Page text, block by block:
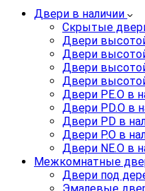
Двери в наличии
Скрытые
Двери
Двери
Двери
Двери
Двери PE.O в
Двери PD.O в
Двери PD в
Двери P.O в
Двери NE.O в
Межкомнатные
Двери под
Эмалевые